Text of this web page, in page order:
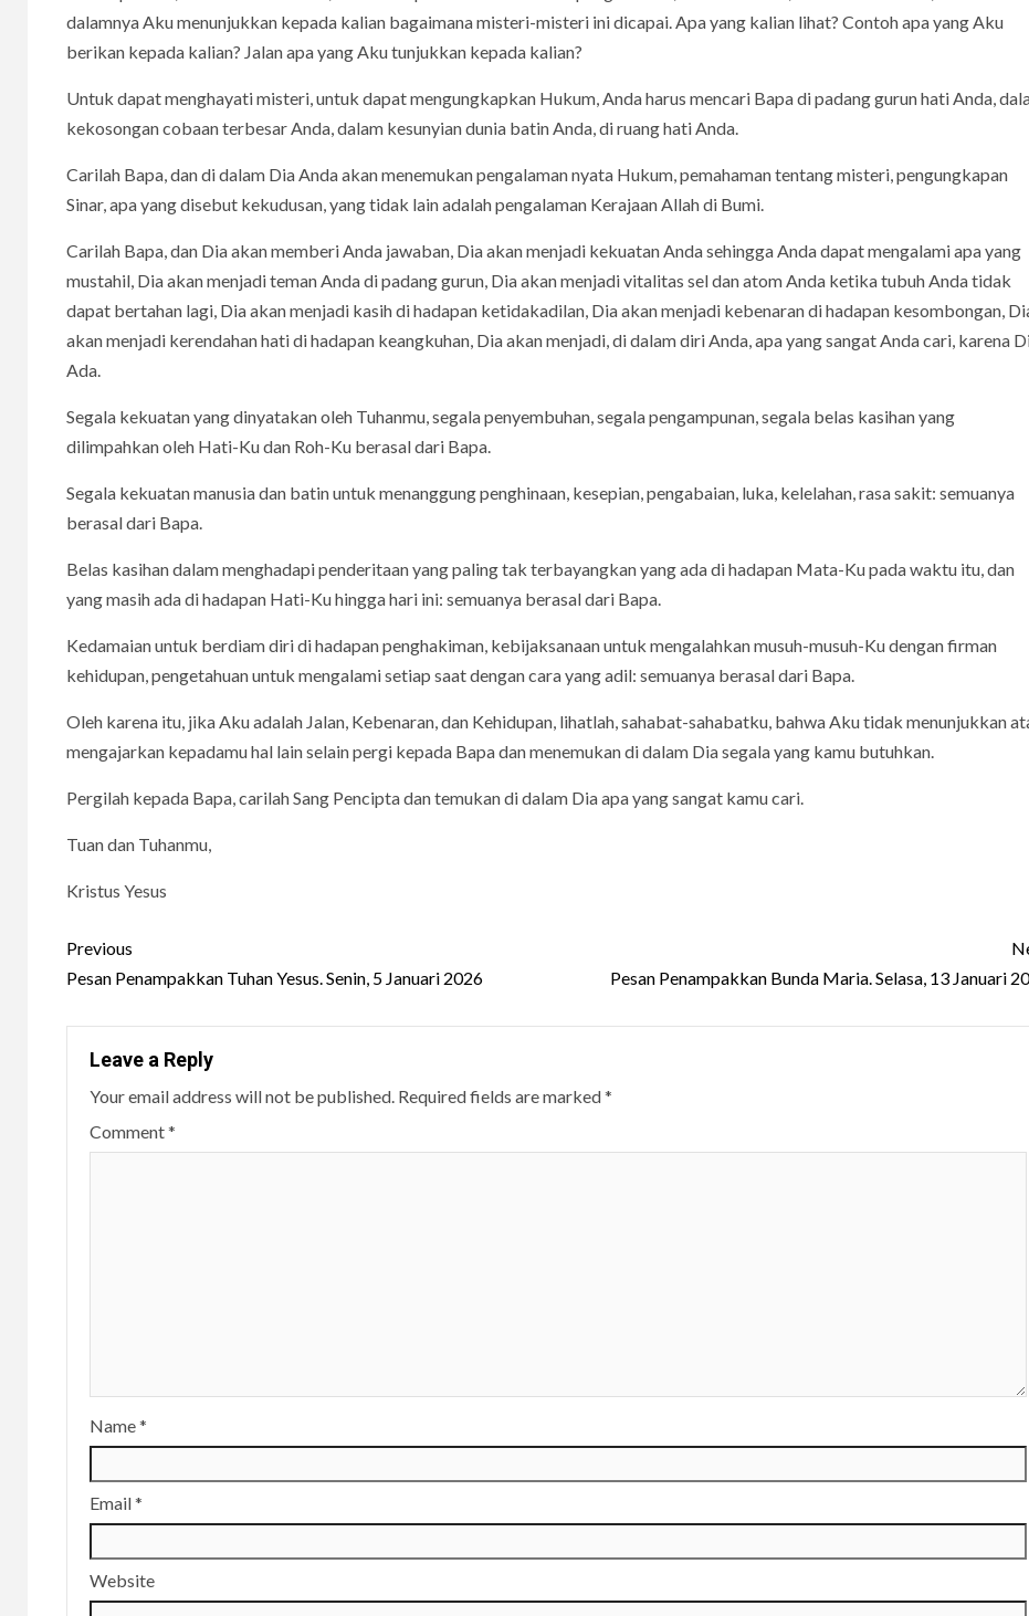
dalamnya Aku menunjukkan kepada kalian bagaimana misteri-misteri ini dicapai. Apa yang kalian lihat? Contoh apa yang Aku
berikan kepada kalian? Jalan apa yang Aku tunjukkan kepada kalian?
Untuk dapat menghayati misteri, untuk dapat mengungkapkan Hukum, Anda harus mencari Bapa di padang gurun hati Anda,
kekosongan cobaan terbesar Anda, dalam kesunyian dunia batin Anda, di ruang hati Anda.
Carilah Bapa, dan di dalam Dia Anda akan menemukan pengalaman nyata Hukum, pemahaman tentang misteri, pengungkapan
Sinar, apa yang disebut kekudusan, yang tidak lain adalah pengalaman Kerajaan Allah di Bumi.
Carilah Bapa, dan Dia akan memberi Anda jawaban, Dia akan menjadi kekuatan Anda sehingga Anda dapat mengalami apa yang
mustahil, Dia akan menjadi teman Anda di padang gurun, Dia akan menjadi vitalitas sel dan atom Anda ketika tubuh Anda tidak
dapat bertahan lagi, Dia akan menjadi kasih di hadapan ketidakadilan, Dia akan menjadi kebenaran di hadapan kesombongan,
akan menjadi kerendahan hati di hadapan keangkuhan, Dia akan menjadi, di dalam diri Anda, apa yang sangat Anda cari, karena
Ada.
Segala kekuatan yang dinyatakan oleh Tuhanmu, segala penyembuhan, segala pengampunan, segala belas kasihan yang
dilimpahkan oleh Hati-Ku dan Roh-Ku berasal dari Bapa.
Segala kekuatan manusia dan batin untuk menanggung penghinaan, kesepian, pengabaian, luka, kelelahan, rasa sakit: semuanya
berasal dari Bapa.
Belas kasihan dalam menghadapi penderitaan yang paling tak terbayangkan yang ada di hadapan Mata-Ku pada waktu itu, dan
yang masih ada di hadapan Hati-Ku hingga hari ini: semuanya berasal dari Bapa.
Kedamaian untuk berdiam diri di hadapan penghakiman, kebijaksanaan untuk mengalahkan musuh-musuh-Ku dengan firman
kehidupan, pengetahuan untuk mengalami setiap saat dengan cara yang adil: semuanya berasal dari Bapa.
Oleh karena itu, jika Aku adalah Jalan, Kebenaran, dan Kehidupan, lihatlah, sahabat-sahabatku, bahwa Aku tidak menunjukkan
mengajarkan kepadamu hal lain selain pergi kepada Bapa dan menemukan di dalam Dia segala yang kamu butuhkan.
Pergilah kepada Bapa, carilah Sang Pencipta dan temukan di dalam Dia apa yang sangat kamu cari.
Tuan dan Tuhanmu,
Kristus Yesus
Continue
Reading
Previous
Pesan Penampakkan Tuhan Yesus. Senin, 5 Januari 2026
Pesan Penampakkan Bunda Maria. Selasa, 13 Januari
Leave a Reply
Your email address will not be published. Required fields are marked*
Comment*
Name*
Email*
Website